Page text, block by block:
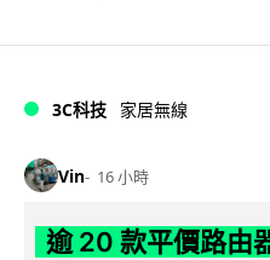
3C科技 家居無線
Vin 16 小時
逾 20 款平價路由